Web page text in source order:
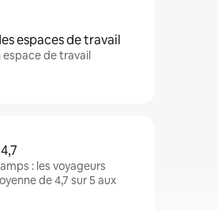
espaces de travail
de travail
: les voyageurs
de 4,7 sur 5 aux